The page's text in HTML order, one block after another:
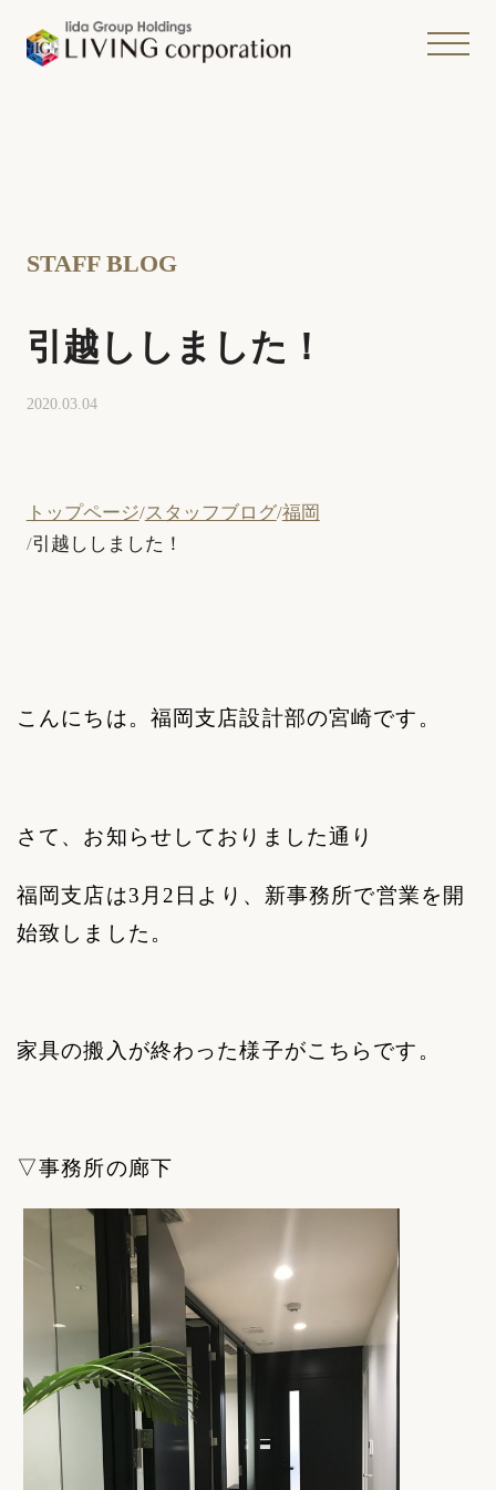
STAFF BLOG
引越ししました！
2020.03.04
トップページ スタッフブログ 福岡
引越ししました！
こんにちは。福岡支店設計部の宮崎です。
さて、お知らせしておりました通り
福岡支店は3 月 2 日より、新事務所で営業を開
始致しました。
家具の搬入が終わった様子がこちらです。
▽事務所の廊下